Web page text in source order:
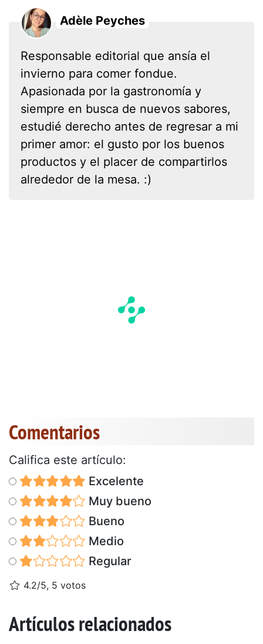
Adèle Peyches
Responsable editorial que ansía el
invierno para comer fondue.
Apasionada por la gastronomía y
siempre en busca de nuevos sabores,
estudié derecho antes de regresar a mi
primer amor: el gusto por los buenos
productos y el placer de compartirlos
alrededor de la mesa. :)
Comentarios
Califica este artículo:
Excelente
Muy bueno
Bueno
Medio
Regular
4.2/5, 5 votos
Artículos relacionados